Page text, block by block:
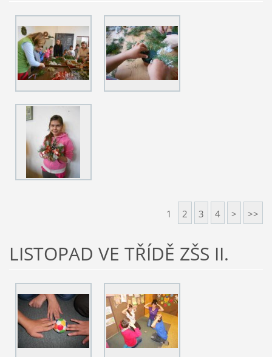
1 2 3 4 > >>
LISTOPAD VE TŘÍDĚ ZŠS II.